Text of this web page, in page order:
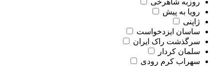
روزبه شاهرخی
رویا به پیش
ژاپنی
ساسان ایزدخواست
سرگذشت راک ایران
سلمان کردار
سهراب کرم رودی